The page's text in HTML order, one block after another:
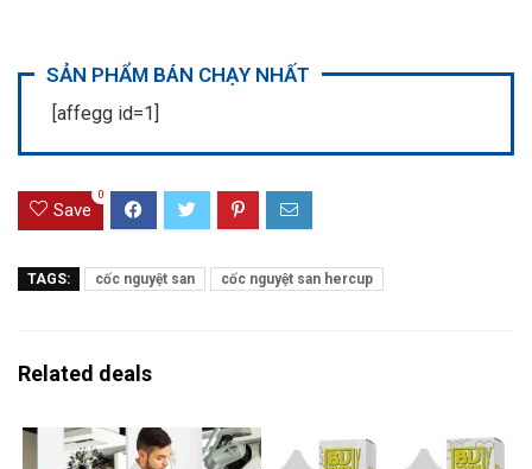
SẢN PHẨM BÁN CHẠY NHẤT
[affegg id=1]
Save
0
TAGS: cốc nguyệt san cốc nguyệt san hercup
Related deals